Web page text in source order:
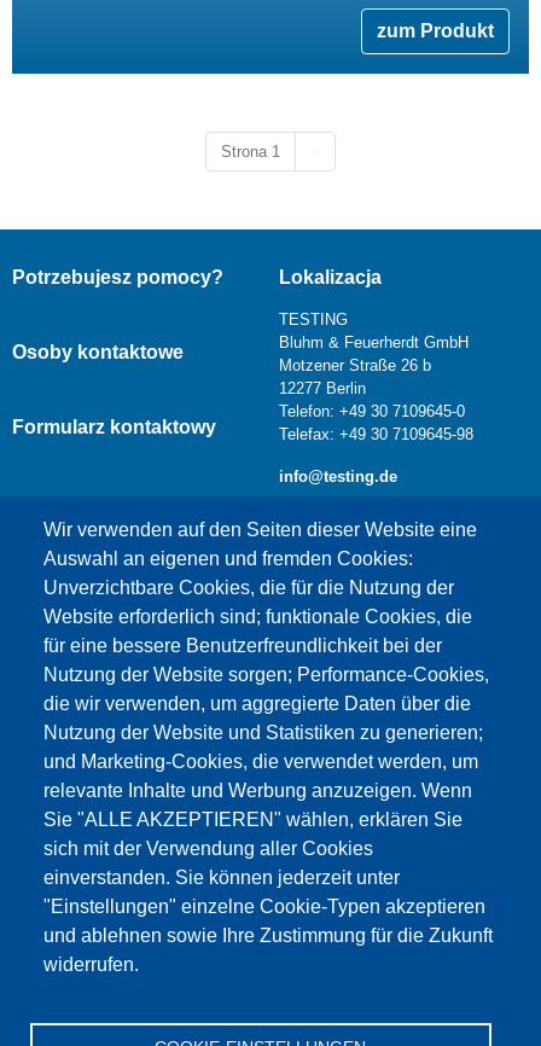
zum Produkt
Strona 1
Wir verwenden auf den Seiten dieser Website eine
Auswahl an eigenen und fremden Cookies:
Unverzichtbare Cookies, die für die Nutzung der
Website erforderlich sind; funktionale Cookies, die
für eine bessere Benutzerfreundlichkeit bei der
Nutzung der Website sorgen; Performance-Cookies,
die wir verwenden, um aggregierte Daten über die
Nutzung der Website und Statistiken zu generieren;
und Marketing-Cookies, die verwendet werden, um
relevante Inhalte und Werbung anzuzeigen. Wenn
Sie "ALLE AKZEPTIEREN" wählen, erklären Sie
sich mit der Verwendung aller Cookies
einverstanden. Sie können jederzeit unter
"Einstellungen" einzelne Cookie-Typen akzeptieren
und ablehnen sowie Ihre Zustimmung für die Zukunft
widerrufen.
Potrzebujesz pomocy?
Osoby kontaktowe
Formularz kontaktowy
Lokalizacja
TESTING
Bluhm & Feuerherdt GmbH
Motzener Straße 26 b
12277 Berlin
Telefon: +49 30 7109645-0
Telefax: +49 30 7109645-98
info@testing.de
Dieser Inhalt ist blockiert, da die Google Maps
Cookies nicht akzeptiert wurden.
NUR DIE GOOGLE MAPS COOKIES
AKZEPTIEREN.
Alle Cookies akzeptieren